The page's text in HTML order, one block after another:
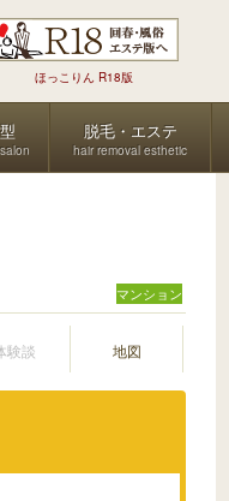
ほっこりん R18版
脱毛・エステ
hair removal esthetic
マンション
験談 地図